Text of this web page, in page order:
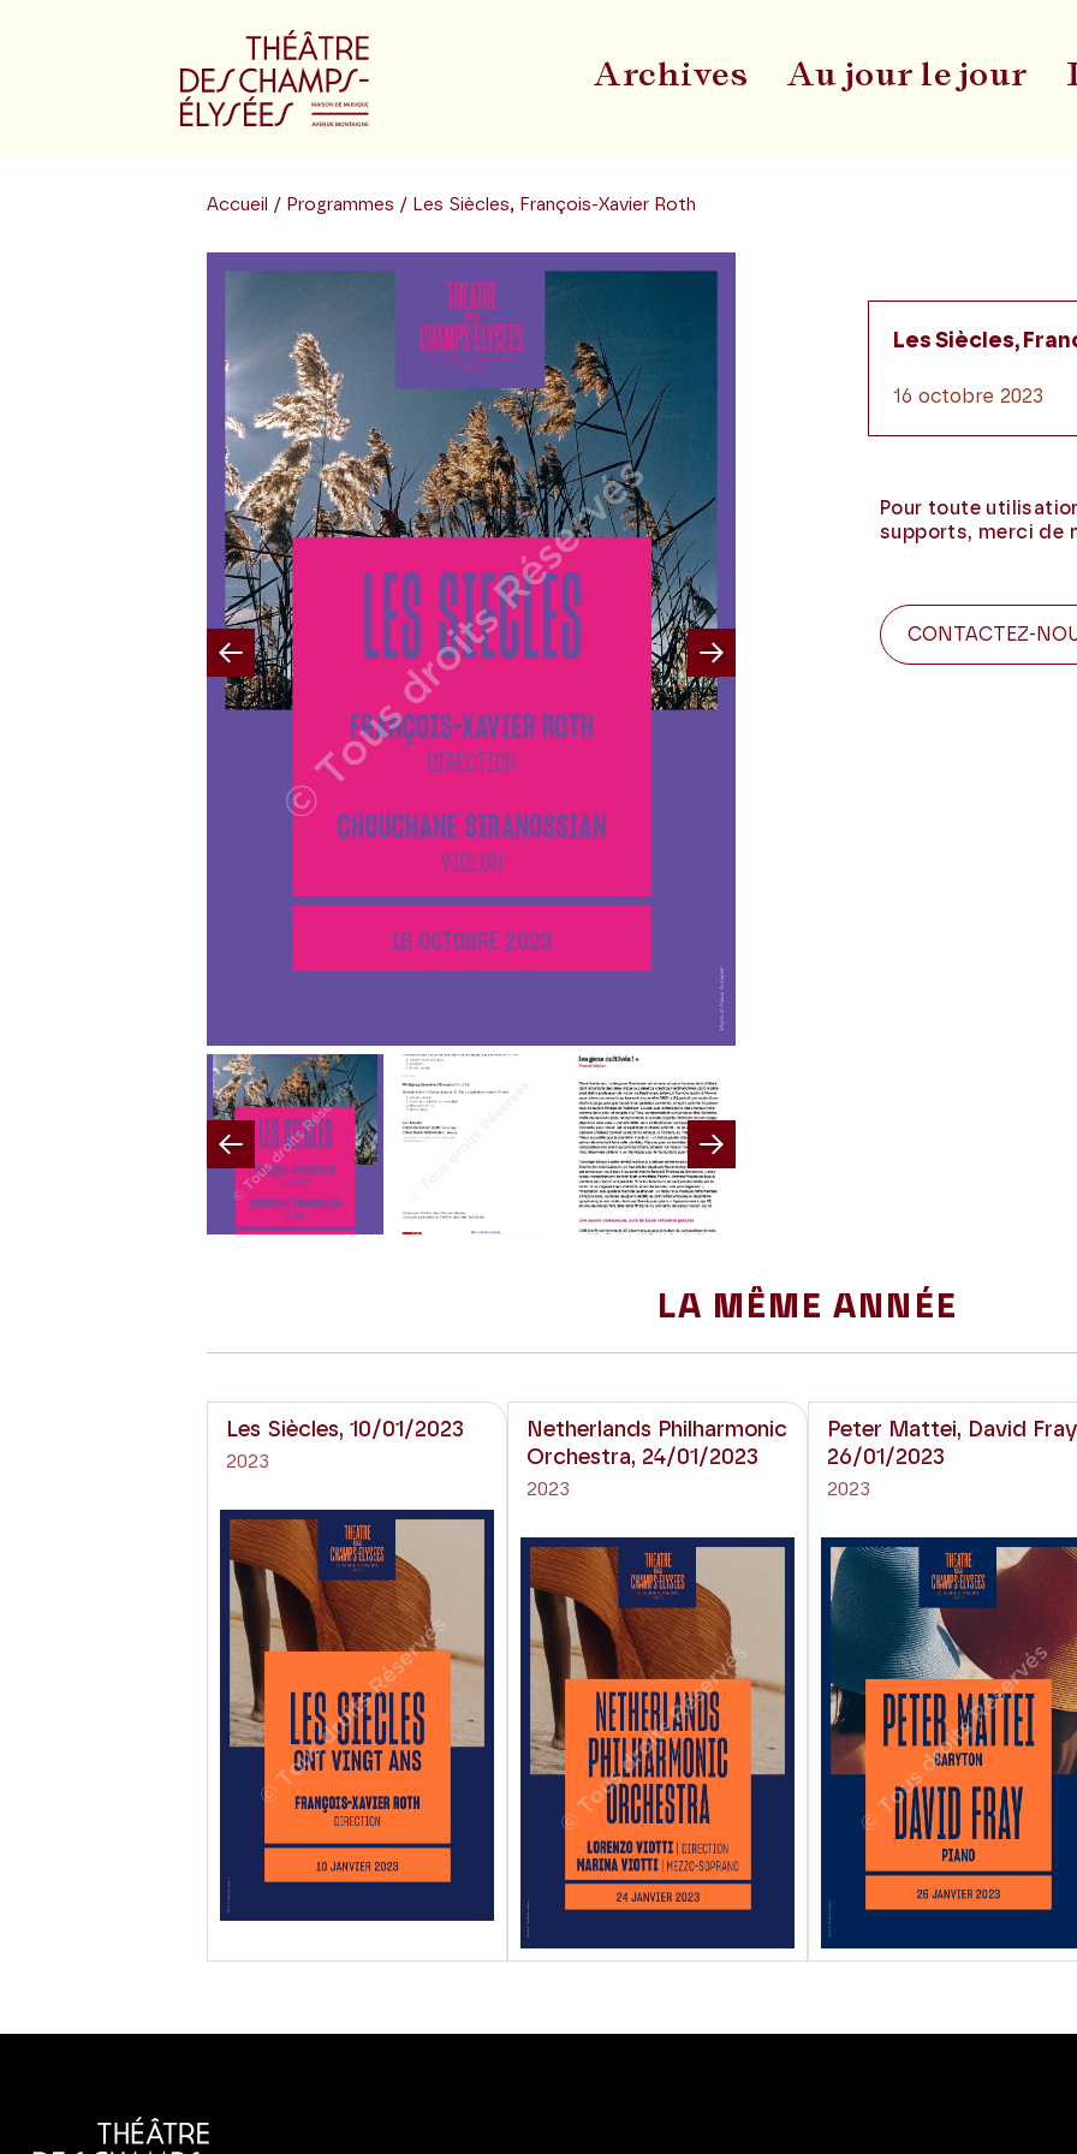
Archives Au jour le jour
Accueil / Programmes / Les Siècles, François-Xavier Roth
Previous
Previous
Les Siècles,
16 octobre 2023
Pour toute
supports, merci de
CONTACTEZ-
LA MÊME ANNÉE
Les Siècles, 10/01/2023
2023
Netherlands Philharmonic
Orchestra, 24/01/2023
2023
Peter Mattei, David
26/01/2023
2023